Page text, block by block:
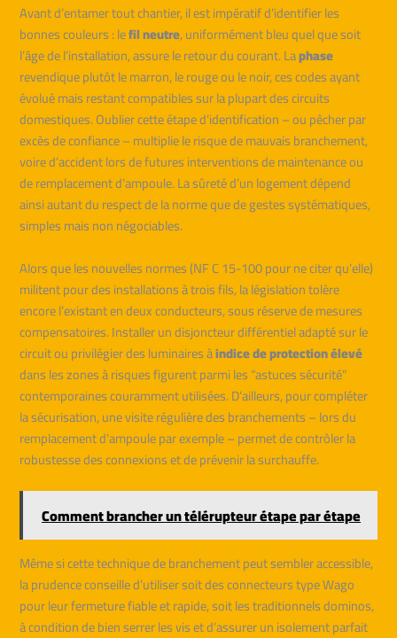
Avant d’entamer tout chantier, il est impératif d’identifier les
bonnes couleurs : lefil neutre, uniformément bleu quel que soit
l’âge de l’installation, assure le retour du courant. Laphase
revendique plutôt le marron, le rouge ou le noir, ces codes ayant
évolué mais restant compatibles sur la plupart des circuits
domestiques. Oublier cette étape d’identification – ou pêcher par
excès de confiance – multiplie le risque de mauvais branchement,
voire d’accident lors de futures interventions de maintenance ou
de remplacement d’ampoule. La sûreté d’un logement dépend
ainsi autant du respect de la norme que de gestes systématiques,
simples mais non négociables.
Alors que les nouvelles normes (NF C 15-100 pour ne citer qu’elle)
militent pour des installations à trois fils, la législation tolère
encore l’existant en deux conducteurs, sous réserve de mesures
compensatoires. Installer un disjoncteur différentiel adapté sur le
circuit ou privilégier des luminaires àindice de protection élevé
dans les zones à risques figurent parmi les “astuces sécurité”
contemporaines couramment utilisées. D’ailleurs, pour compléter
la sécurisation, une visite régulière des branchements – lors du
remplacement d’ampoule par exemple – permet de contrôler la
robustesse des connexions et de prévenir la surchauffe.
Comment brancher un télérupteur étape par étape
Même si cette technique de branchement peut sembler accessible,
la prudence conseille d’utiliser soit des connecteurs type Wago
pour leur fermeture fiable et rapide, soit les traditionnels dominos,
à condition de bien serrer les vis et d’assurer un isolement parfait